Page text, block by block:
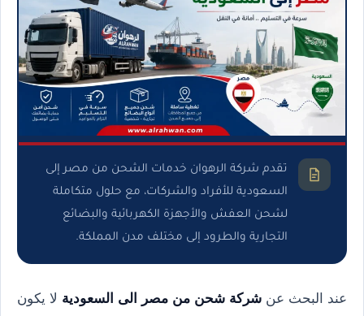
تقدم شركة الرهوان خدمات الشحن من مصر إلى
السعودية للأفراد والشركات، مع حلول متكاملة
لشحن العفش والأجهزة الكهربائية والبضائع
التجارية والطرود إلى مختلف مدن المملكة.
عند البحث عن شركة شحن من مصر الى السعودية لا يكون